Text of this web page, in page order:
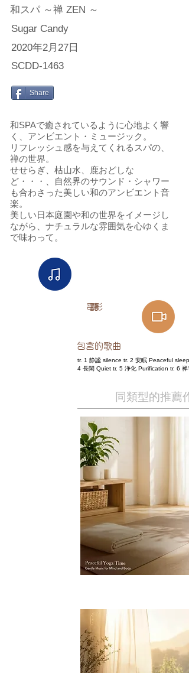
和スパ ～禅 ZEN ～
Sugar Candy
2020年2月27日
SCDD-1463
Share
和SPAで癒されているように心地よく響
く、アンビエント・ミュージック。
リフレッシュ感を与えてくれるスパの、
禅の世界。
せせらぎ、枯山水、鹿おどしな
ど・・・、自然界のサウンド・シャワー
も合わさった美しい和のアンビエント音
楽。
美しい日本庭園や和の世界をイメージし
ながら、ナチュラルな雰囲気を心ゆくま
で味わって。
聽
電影
包含的歌曲
tr. 1 静謐 silence tr. 2 安眠 Peaceful sleep
4 長閑 Quiet tr. 5 浄化 Purification tr. 6 禅
同類型的推薦